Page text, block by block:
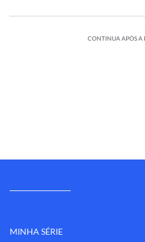
CONTINUA APÓS A
MINHA SÉRIE